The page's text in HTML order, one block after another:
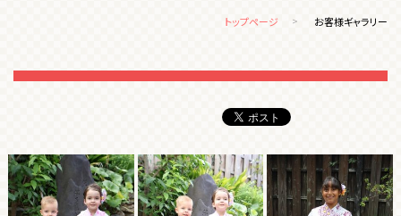
トップページ お客様ギャラリー